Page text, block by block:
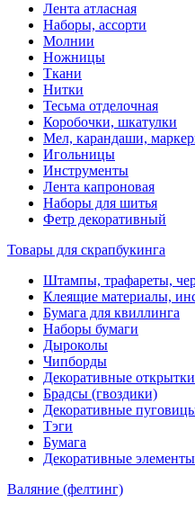
Лента атласная
Наборы, ассорти
Молнии
Ножницы
Ткани
Нитки
Тесьма отделочная
Коробочки, шкатулки
Мел, карандаши,
Игольницы
Инструменты
Лента капроновая
Наборы для шитья
Фетр декоративный
Товары для скрапбукинга
Штампы, трафареты,
Клеящие материалы,
Бумага для квиллинга
Наборы бумаги
Дыроколы
Чипборды
Декоративные открытки
Брадсы (гвоздики)
Декоративные
Тэги
Бумага
Декоративные элементы
Валяние (фелтинг)